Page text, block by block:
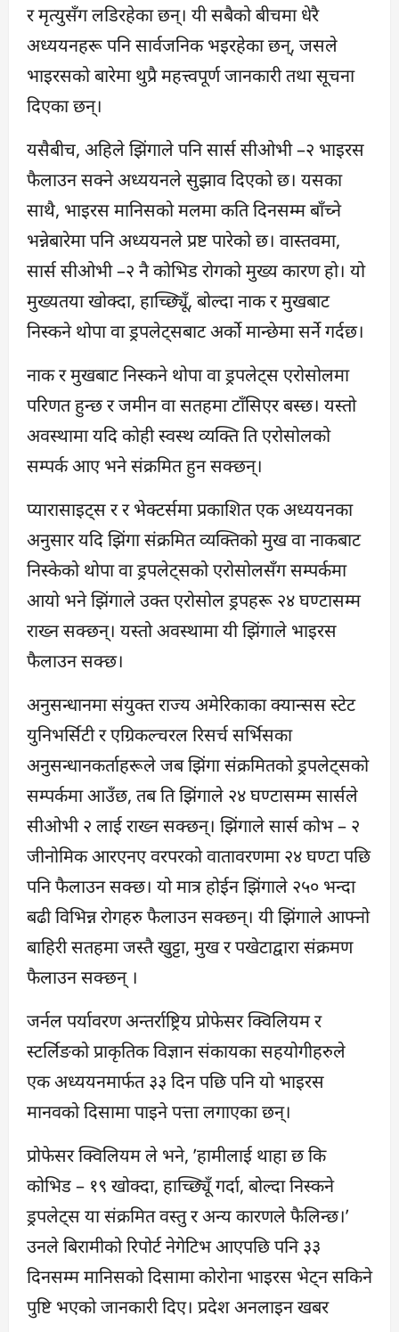
र मृत्युसँग लडिरहेका छन्। यी सबैको बीचमा धेरै
अध्ययनहरू पनि सार्वजनिक भइरहेका छन्, जसले
भाइरसको बारेमा थुप्रै महत्त्वपूर्ण जानकारी तथा सूचना
दिएका छन्।
यसैबीच, अहिले झिंगाले पनि सार्स सीओभी –२ भाइरस
फैलाउन सक्ने अध्ययनले सुझाव दिएको छ। यसका
साथै, भाइरस मानिसको मलमा कति दिनसम्म बाँच्ने
भन्नेबारेमा पनि अध्ययनले प्रष्ट पारेको छ। वास्तवमा,
सार्स सीओभी –२ नै कोभिड रोगको मुख्य कारण हो। यो
मुख्यतया खोक्दा, हाच्छ्यिूँ, बोल्दा नाक र मुखबाट
निस्कने थोपा वा ड्रपलेट्सबाट अर्को मान्छेमा सर्ने गर्दछ।
नाक र मुखबाट निस्कने थोपा वा ड्रपलेट्स एरोसोलमा
परिणत हुन्छ र जमीन वा सतहमा टाँसिएर बस्छ। यस्तो
अवस्थामा यदि कोही स्वस्थ व्यक्ति ति एरोसोलको
सम्पर्क आए भने संक्रमित हुन सक्छन्।
प्यारासाइट्स र र भेक्टर्समा प्रकाशित एक अध्ययनका
अनुसार यदि झिंगा संक्रमित व्यक्तिको मुख वा नाकबाट
निस्केको थोपा वा ड्रपलेट्सको एरोसोलसँग सम्पर्कमा
आयो भने झिंगाले उक्त एरोसोल ड्रपहरू २४ घण्टासम्म
राख्न सक्छन्। यस्तो अवस्थामा यी झिंगाले भाइरस
फैलाउन सक्छ।
अनुसन्धानमा संयुक्त राज्य अमेरिकाका क्यान्सस स्टेट
युनिभर्सिटी र एग्रिकल्चरल रिसर्च सर्भिसका
अनुसन्धानकर्ताहरूले जब झिंगा संक्रमितको ड्रपलेट्सको
सम्पर्कमा आउँछ, तब ति झिंगाले २४ घण्टासम्म सार्सले
सीओभी २ लाई राख्न सक्छन्। झिंगाले सार्स कोभ – २
जीनोमिक आरएनए वरपरको वातावरणमा २४ घण्टा पछि
पनि फैलाउन सक्छ। यो मात्र होईन झिंगाले २५० भन्दा
बढी विभिन्न रोगहरु फैलाउन सक्छन्। यी झिंगाले आफ्नो
बाहिरी सतहमा जस्तै खुट्टा, मुख र पखेटाद्वारा संक्रमण
फैलाउन सक्छन् ।
जर्नल पर्यावरण अन्तर्राष्ट्रिय प्रोफेसर क्विलियम र
स्टर्लिङको प्राकृतिक विज्ञान संकायका सहयोगीहरुले
एक अध्ययनमार्फत ३३ दिन पछि पनि यो भाइरस
मानवको दिसामा पाइने पत्ता लगाएका छन्।
प्रोफेसर क्विलियम ले भने, ’हामीलाई थाहा छ कि
कोभिड – १९ खोक्दा, हाच्छ्यिूँ गर्दा, बोल्दा निस्कने
ड्रपलेट्स या संक्रमित वस्तु र अन्य कारणले फैलिन्छ।’
उनले बिरामीको रिपोर्ट नेगेटिभ आएपछि पनि ३३
दिनसम्म मानिसको दिसामा कोरोना भाइरस भेट्न सकिने
पुष्टि भएको जानकारी दिए। प्रदेश अनलाइन खबर